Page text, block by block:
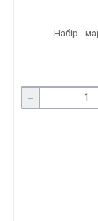
Набір -
-